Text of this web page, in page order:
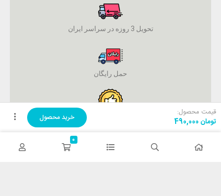
قیمت محصول:
490,000 تومان خرید محصول
تحویل 3 روزه در سراسر ایران
حمل رایگان
ضمانت اصل بودن کالا
0